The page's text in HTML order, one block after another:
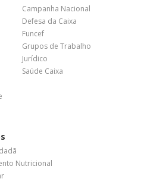
Campanha Nacional
Defesa da Caixa
Funcef
Grupos de Trabalho
Jurídico
Saúde Caixa
Nutricional